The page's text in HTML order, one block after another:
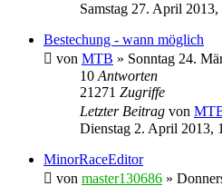
Samstag 27. April 2013,
Bestechung - wann möglich
von MTB » Sonntag 24.
10 Antworten
21271 Zugriffe
Letzter Beitrag von
Dienstag 2. April 2013,
MinorRaceEditor
von master130686 »